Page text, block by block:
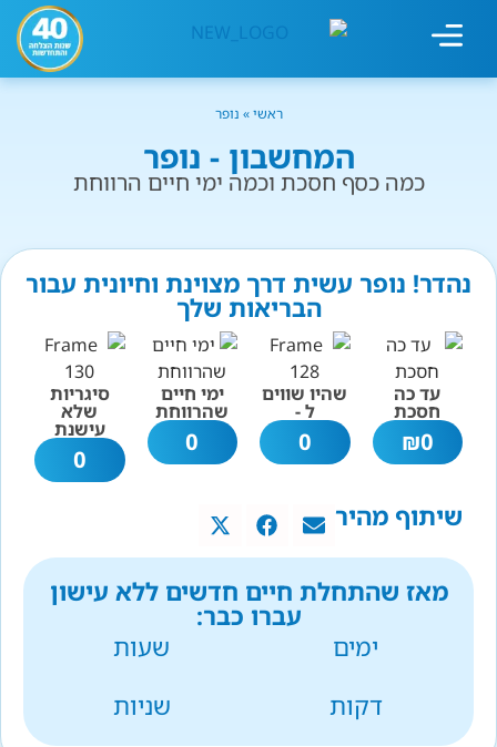
ראשי» נופר
המחשבון - נופר
כמה כסף חסכת וכמה ימי חיים הרווחת
נהדר! נופר עשית דרך מצוינת וחיונית עבור
הבריאות שלך
עד כה
חסכת
0
₪
שהיו שווים
ל -
0
ימי חיים
שהרווחת
0
סיגריות
שלא
עישנת
0
שיתוף מהיר
מאז שהתחלת חיים חדשים ללא עישון
עברו כבר:
ימים
שעות
דקות
שניות